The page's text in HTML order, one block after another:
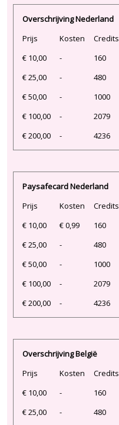
Overschrijving Nederland
Prijs
Kosten
Credits
€ 10,00
-
160
€ 25,00
-
480
€ 50,00
-
1000
€ 100,00
-
2079
€ 200,00
- 4236
Paysafecard Nederland
Prijs
Kosten
Credits
€ 10,00
€ 0,99
160
€ 25,00
-
480
€ 50,00
-
1000
€ 100,00
-
2079
€ 200,00
- 4236
Overschrijving België
Prijs
Kosten
Credits
€ 10,00
-
160
€ 25,00
-
480